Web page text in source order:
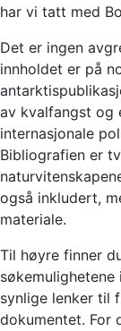
har vi tatt med
Det er ingen
innholdet er på
av kvalfangst og
internasjonale
Bibliografien er
også inkludert,
materiale.
Til høyre finner
synlige lenker til
dokumentet. For